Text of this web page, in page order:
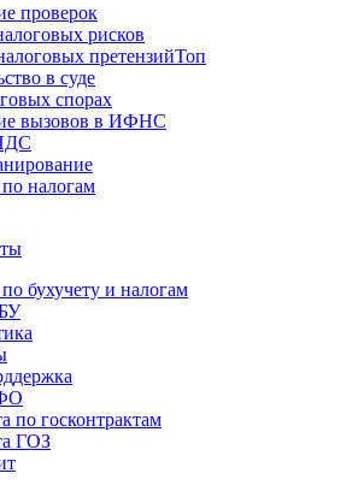
проверок
рисков
претензийТоп
в суде
спорах
вызовов в ИФНС
налогам
бухучету и налогам
по госконтрактам
ГОЗ